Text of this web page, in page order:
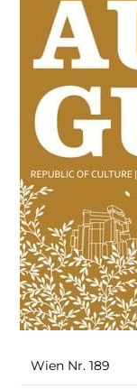
Wien Nr. 189